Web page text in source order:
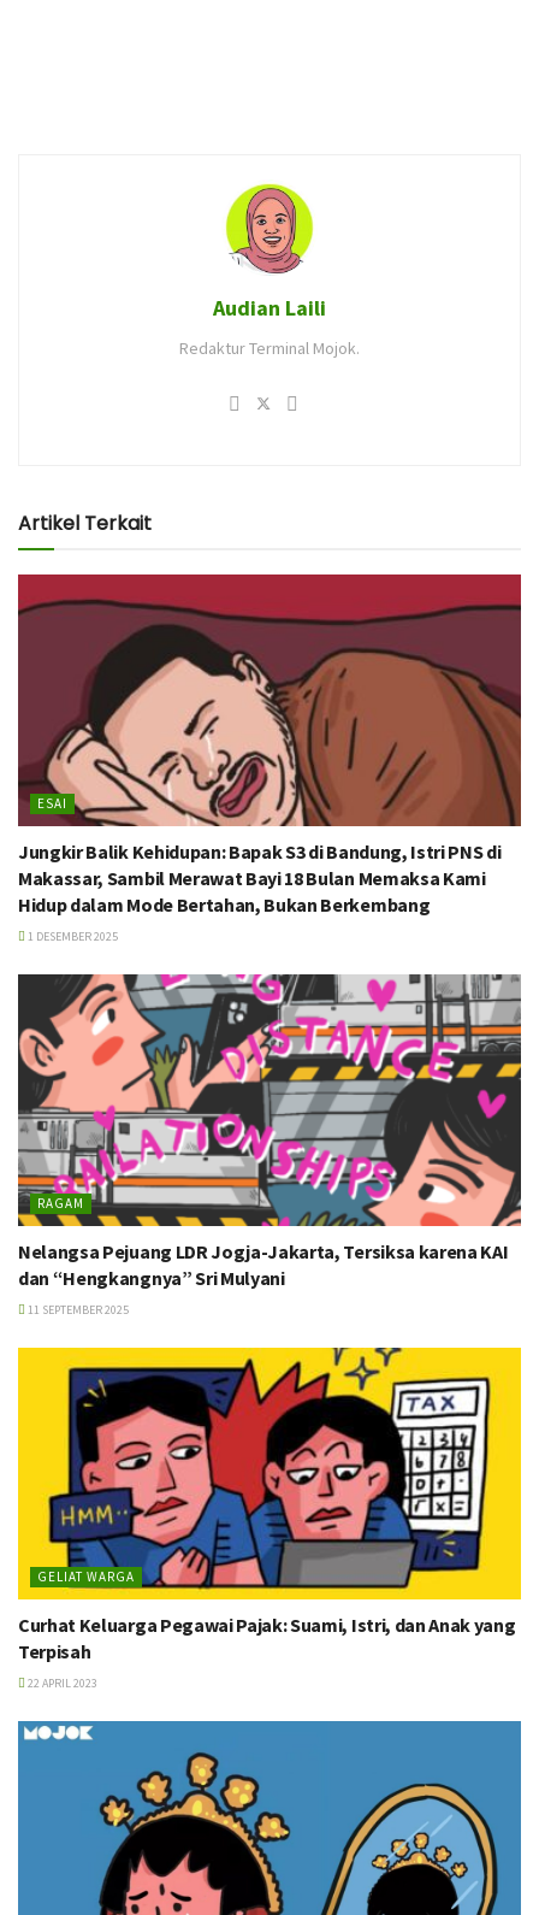
Audian Laili
Redaktur Terminal Mojok.
Artikel Terkait
ESAI
Jungkir Balik Kehidupan: Bapak S3 di Bandung, Istri PNS di
Makassar, Sambil Merawat Bayi 18 Bulan Memaksa Kami
Hidup dalam Mode Bertahan, Bukan Berkembang
1 DESEMBER 2025
RAGAM
Nelangsa Pejuang LDR Jogja-Jakarta, Tersiksa karena KAI
dan “Hengkangnya” Sri Mulyani
11 SEPTEMBER 2025
GELIAT WARGA
Curhat Keluarga Pegawai Pajak: Suami, Istri, dan Anak yang
Terpisah
22 APRIL 2023